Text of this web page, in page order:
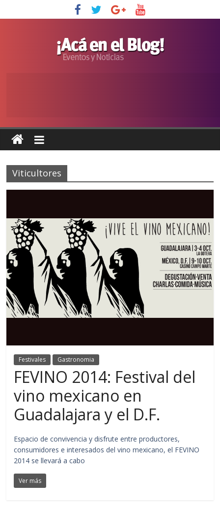
Viticultores
Festivales Gastronomia
FEVINO 2014: Festival del
vino mexicano en
Guadalajara y el D.F.
Espacio de convivencia y disfrute entre productores,
consumidores e interesados del vino mexicano, el FEVINO
2014 se llevará a cabo
Ver más